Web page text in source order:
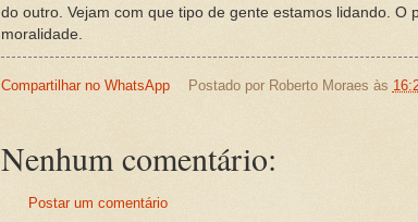
do outro. Vejam com que tipo de gente estamos lidando. O
moralidade.
Compartilhar no WhatsApp Postado por Roberto Moraes às
Nenhum comentário:
Postar um comentário